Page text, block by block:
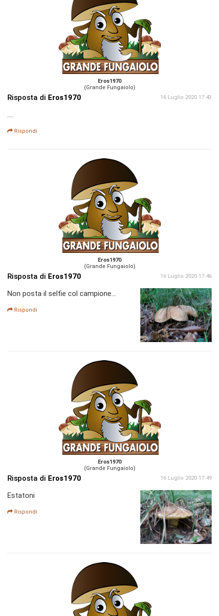
Eros1970
(Grande Fungaiolo)
Risposta di Eros1970 16 Luglio 2020 17:43
....
Rispondi
Eros1970
(Grande Fungaiolo)
Risposta di Eros1970 16 Luglio 2020 17:46
Non posta il selfie col campione...
Rispondi
Eros1970
(Grande Fungaiolo)
Risposta di Eros1970 16 Luglio 2020 17:49
Estatoni
Rispondi